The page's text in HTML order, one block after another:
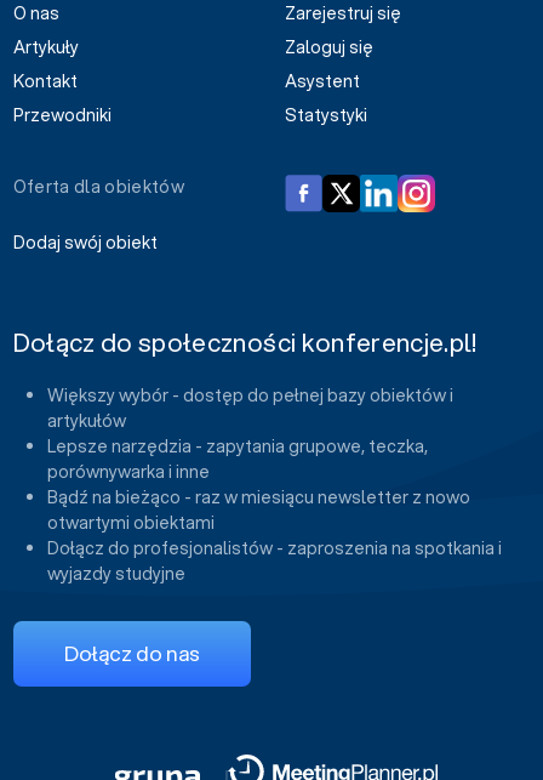
O nas
Artykuły
Kontakt
Przewodniki
Zarejestruj się
Zaloguj się
Asystent
Statystyki
Oferta dla obiektów
Dodaj swój obiekt
Dołącz do społeczności konferencje.pl!
Większy wybór - dostęp do pełnej bazy obiektów i
artykułów
Lepsze narzędzia - zapytania grupowe, teczka,
porównywarka i inne
Bądź na bieżąco - raz w miesiącu newsletter z nowo
otwartymi obiektami
Dołącz do profesjonalistów - zaproszenia na spotkania i
wyjazdy studyjne
Dołącz do nas